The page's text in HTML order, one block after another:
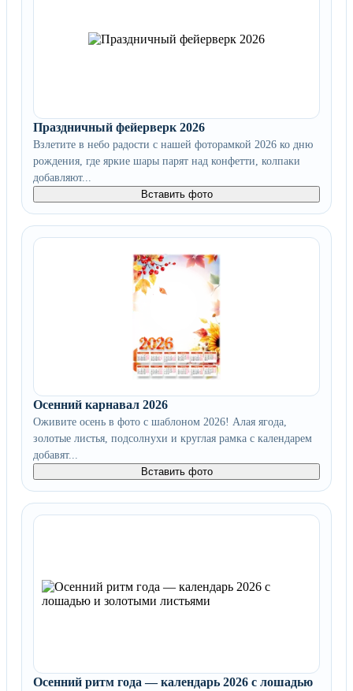
Праздничный фейерверк 2026
Взлетите в небо радости с нашей фоторамкой 2026 ко дню
рождения, где яркие шары парят над конфетти, колпаки
добавляют...
Вставить фото
Осенний карнавал 2026
Оживите осень в фото с шаблоном 2026! Алая ягода,
золотые листья, подсолнухи и круглая рамка с календарем
добавят...
Вставить фото
Осенний ритм года — календарь 2026 с лошадью